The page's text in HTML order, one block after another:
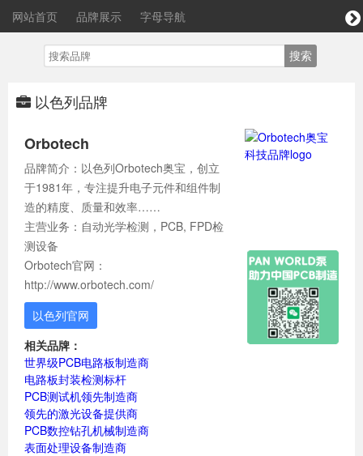
网站首页 品牌展示 字母导航
以色列品牌
Orbotech
品牌简介：以色列Orbotech奥宝，创立
于1981年，专注提升电子元件和组件制
造的精度、质量和效率……
主营业务：自动光学检测，PCB, FPD检
测设备
Orbotech官网：
http://www.orbotech.com/
以色列官网
相关品牌：
世界级PCB电路板制造商
电路板封装检测标杆
PCB测试机领先制造商
领先的激光设备提供商
PCB数控钻孔机械制造商
表面处理设备制造商